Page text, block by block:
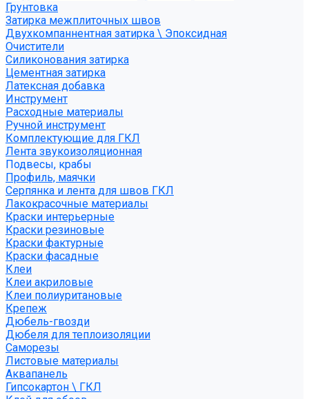
Грунтовка
Затирка межплиточных швов
Двухкомпаннентная затирка \ Эпоксидная
Очистители
Силиконования затирка
Цементная затирка
Латексная добавка
Инструмент
Расходные материалы
Ручной инструмент
Комплектующие для ГКЛ
Лента звукоизоляционная
Подвесы, крабы
Профиль, маячки
Серпянка и лента для швов ГКЛ
Лакокрасочные материалы
Краски интерьерные
Краски резиновые
Краски фактурные
Краски фасадные
Клеи
Клеи акриловые
Клеи полиуритановые
Крепеж
Дюбель-гвозди
Дюбеля для теплоизоляции
Саморезы
Листовые материалы
Аквапанель
Гипсокартон \ ГКЛ